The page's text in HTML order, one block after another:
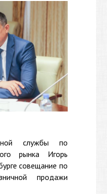
службы по
рынка Игорь
совещание по
продажи